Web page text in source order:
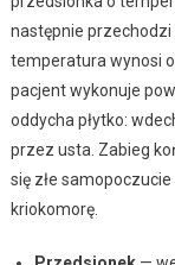
następnie przechodzi
temperatura wynosi
pacjent wykonuje
oddycha płytko:
przez usta. Zabieg
się złe
kriokomorę.